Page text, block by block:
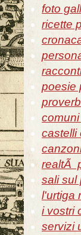
foto
ricette
poesie
castelli
realtÃ
sali sul
l'urtiga
i vostri
servizi